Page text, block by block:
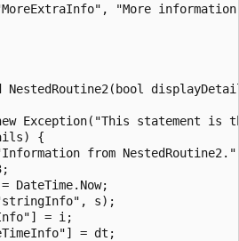
"More
NestedRoutine2(bool
Exception("This statement is
{
from
DateTime.Now;
s);
= i;
= dt;